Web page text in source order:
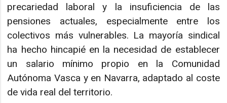
precariedad laboral y la insuficiencia de las
pensiones actuales, especialmente entre los
colectivos más vulnerables. La mayoría sindical
ha hecho hincapié en la necesidad de establecer
un salario mínimo propio en la Comunidad
Autónoma Vasca y en Navarra, adaptado al coste
de vida real del territorio.